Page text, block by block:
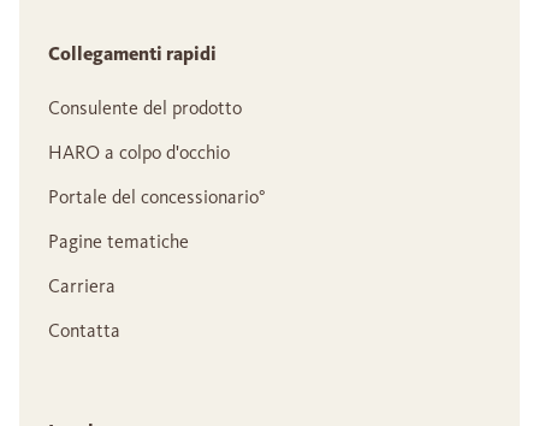
Collegamenti rapidi
Consulente del prodotto
HARO a colpo d'occhio
Portale del concessionario°
Pagine tematiche
Carriera
Contatta